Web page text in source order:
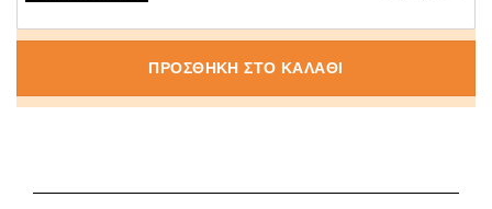
ΠΡΟΣΘΗΚΗ ΣΤΟ ΚΑΛΑΘΙ